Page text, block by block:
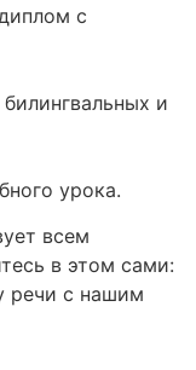
с
и
урока.
всем
в этом сами:
речи с нашим